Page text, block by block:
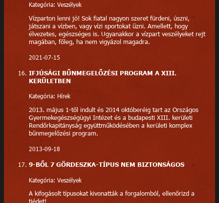
Kategória: Veszélyek
Vízparton lenni jó! Sok fiatal nagyon szeret fürdeni, úszni,
játszani a vízben, vagy vízi sportokat űzni. Amellett, hogy
élvezetes, egészséges is. Ugyanakkor a vízpart veszélyeket rejt
magában, főleg, ha nem vigyázol magadra.
2021-07-15
IFJÚSÁGI BŰNMEGELŐZÉSI PROGRAM A XIII.
KERÜLETBEN
Kategória: Hírek
2013. május 1-től indult és 2014 októberéig tart az Országos
Gyermekegészségügyi Intézet és a budapesti XIII. kerületi
Rendőrkapitányság együttműködésében a kerületi komplex
bűnmegelőzési program.
2013-09-18
9-BŐL 7 GÖRDESZKA-TÍPUS NEM BIZTONSÁGOS
Kategória: Veszélyek
A kifogásolt típusokat kivonatták a forgalomból, ellenőrizd a
tiédet!